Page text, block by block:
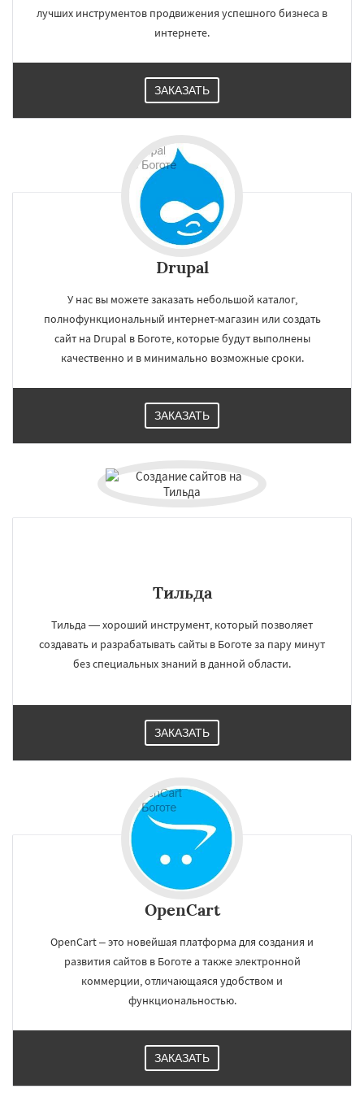
лучших инструментов продвижения успешного бизнеса в
интернете.
ЗАКАЗАТЬ
Drupal
У нас вы можете заказать небольшой каталог,
полнофункциональный интернет-магазин или создать
сайт на Drupal в Боготе, которые будут выполнены
качественно и в минимально возможные сроки.
ЗАКАЗАТЬ
Тильда
Тильда — хороший инструмент, который позволяет
создавать и разрабатывать сайты в Боготе за пару минут
без специальных знаний в данной области.
ЗАКАЗАТЬ
OpenCart
OpenCart – это новейшая платформа для создания и
развития сайтов в Боготе а также электронной
коммерции, отличающаяся удобством и
функциональностью.
ЗАКАЗАТЬ